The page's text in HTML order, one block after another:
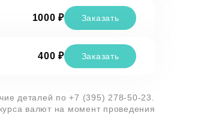
1000 ₽ Заказать
400 ₽ Заказать
деталей по+7 (395) 278-50-23
валют на момент проведения